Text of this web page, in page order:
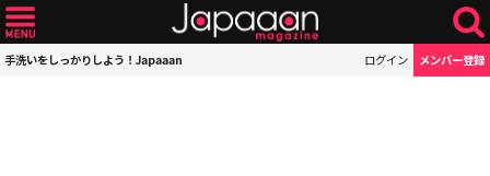
手洗いをしっかりしよう！Japaaan ログイン メンバー登録